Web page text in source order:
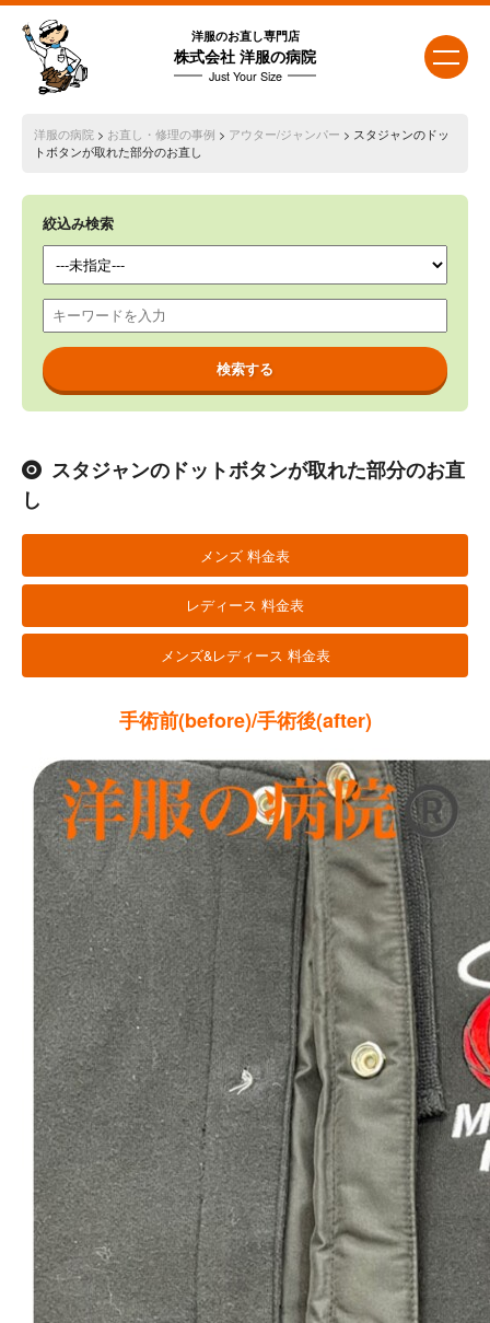
洋服のお直し専門店
株式会社 洋服の病院
Just Your Size
洋服の病院 > お直し・修理の事例 > アウター/ジャンパー > スタジャンのドッ
トボタンが取れた部分のお直し
絞込み検索
スタジャンのドットボタンが取れた部分のお直
し
メンズ 料金表
レディース 料金表
メンズ&レディース 料金表
手術前(before)/手術後(after)